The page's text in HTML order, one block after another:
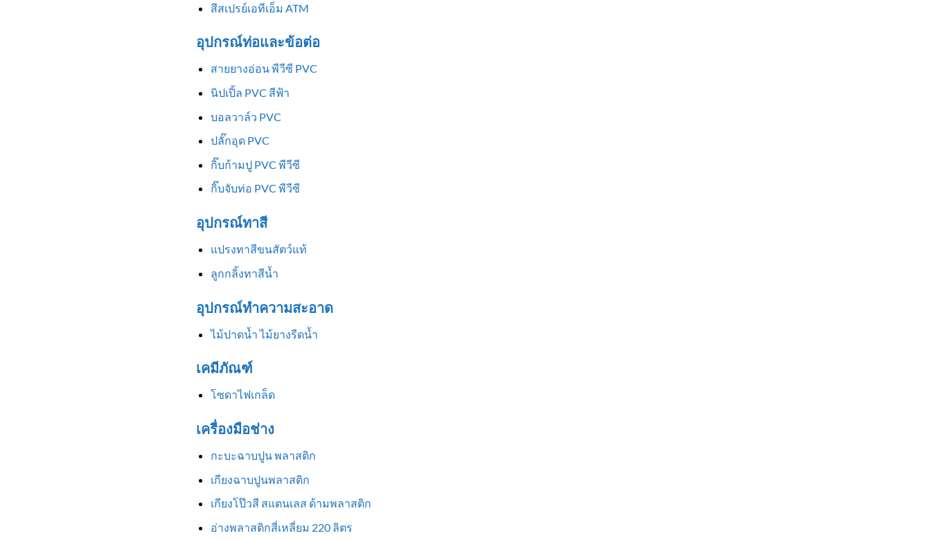
สีสเปรย์เอทีเอ็ม ATM
อุปกรณ์ท่อและข้อต่อ
สายยางอ่อน พีวีซี PVC
นิปเปิ้ล PVC สีฟ้า
บอลวาล์ว PVC
ปลั๊กอุด PVC
กิ๊บก้ามปู PVC พีวีซี
กิ๊บจับท่อ PVC พีวีซี
อุปกรณ์ทาสี
แปรงทาสีขนสัตว์แท้
ลูกกลิ้งทาสีน้ำ
อุปกรณ์ทำความสะอาด
ไม้ปาดน้ำ ไม้ยางรีดน้ำ
เคมีภัณฑ์
โซดาไฟเกล็ด
เครื่องมือช่าง
กะบะฉาบปูน พลาสติก
เกียงฉาบปูนพลาสติก
เกียงโป๊วสี สแตนเลส ด้ามพลาสติก
อ่างพลาสติกสี่เหลี่ยม 220 ลิตร